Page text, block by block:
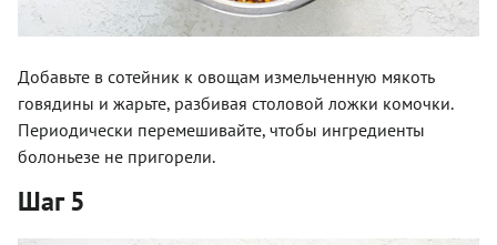
Добавьте в сотейник к овощам измельченную мякоть
говядины и жарьте, разбивая столовой ложки комочки.
Периодически перемешивайте, чтобы ингредиенты
болоньезе не пригорели.
Шаг 5